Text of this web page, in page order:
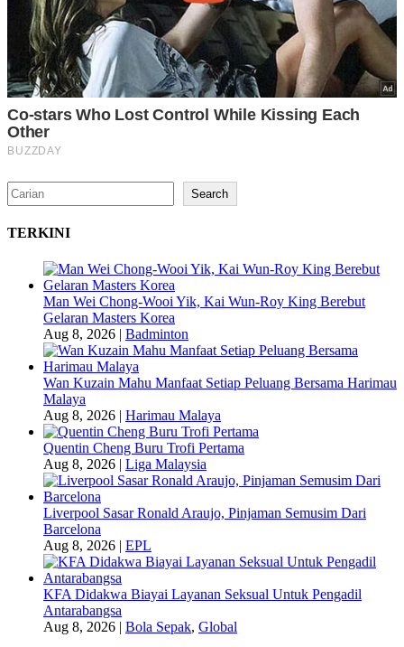
Search Search
TERKINI
Man Wei Chong-Wooi Yik, Kai Wun-Roy King Berebut
Gelaran Masters Korea
Aug 8, 2026 | Badminton
Wan Kuzain Mahu Manfaat Setiap Peluang Bersama Harimau
Malaya
Aug 8, 2026 | Harimau Malaya
Quentin Cheng Buru Trofi Pertama
Aug 8, 2026 | Liga Malaysia
Liverpool Sasar Ronald Araujo, Pinjaman Semusim Dari
Barcelona
Aug 8, 2026 | EPL
KFA Didakwa Biayai Layanan Seksual Untuk Pengadil
Antarabangsa
Aug 8, 2026 | Bola Sepak, Global